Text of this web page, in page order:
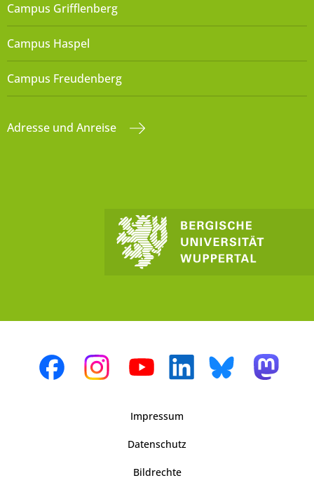
Campus Grifflenberg
Campus Haspel
Campus Freudenberg
Adresse und Anreise
Impressum
Datenschutz
Bildrechte